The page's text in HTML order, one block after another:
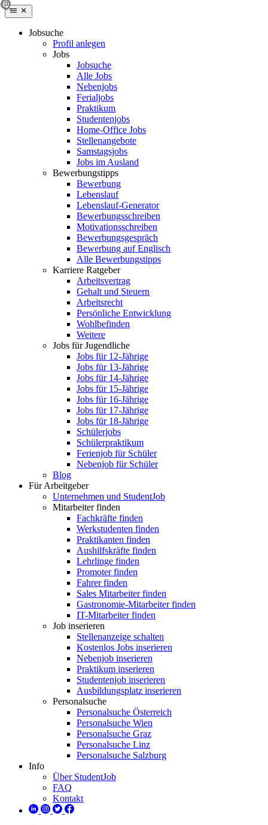
Jobsuche
Profil anlegen
Jobs
Jobsuche
Alle Jobs
Nebenjobs
Ferialjobs
Praktikum
Studentenjobs
Home-Office Jobs
Stellenangebote
Samstagsjobs
Jobs im Ausland
Bewerbungstipps
Bewerbung
Lebenslauf
Lebenslauf-Generator
Bewerbungsschreiben
Motivationsschreiben
Bewerbungsgespräch
Bewerbung auf Englisch
Alle Bewerbungstipps
Karriere Ratgeber
Arbeitsvertrag
Gehalt und Steuern
Arbeitsrecht
Persönliche Entwicklung
Wohlbefinden
Weitere
Jobs für Jugendliche
Jobs für 12-Jährige
Jobs für 13-Jährige
Jobs für 14-Jährige
Jobs für 15-Jährige
Jobs für 16-Jährige
Jobs für 17-Jährige
Jobs für 18-Jährige
Schülerjobs
Schülerpraktikum
Ferienjob für Schüler
Nebenjob für Schüler
Blog
Für Arbeitgeber
Unternehmen und StudentJob
Mitarbeiter finden
Fachkräfte finden
Werkstudenten finden
Praktikanten finden
Aushilfskräfte finden
Lehrlinge finden
Promoter finden
Fahrer finden
Sales Mitarbeiter finden
Gastronomie-Mitarbeiter finden
IT-Mitarbeiter finden
Job inserieren
Stellenanzeige schalten
Kostenlos Jobs inserieren
Nebenjob inserieren
Praktikum inserieren
Studentenjob inserieren
Ausbildungsplatz inserieren
Personalsuche
Personalsuche Österreich
Personalsuche Wien
Personalsuche Graz
Personalsuche Linz
Personalsuche Salzburg
Info
Über StudentJob
FAQ
Kontakt